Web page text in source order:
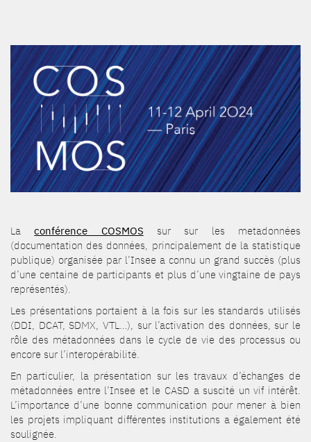
Laconférence COSMOS sur sur les metadonnées
(documentation des données, principalement de la statistique
publique) organisée par l’Insee a connu un grand succès (plus
d’une centaine de participants et plus d’une vingtaine de pays
représentés).
Les présentations portaient à la fois sur les standards utilisés
(DDI, DCAT, SDMX, VTL…), sur l’activation des données, sur le
rôle des métadonnées dans le cycle de vie des processus ou
encore sur l’interopérabilité.
En particulier, la présentation sur les travaux d’échanges de
métadonnées entre l’Insee et le CASD a suscité un vif intérêt.
L’importance d’une bonne communication pour mener à bien
les projets impliquant différentes institutions a également été
soulignée.